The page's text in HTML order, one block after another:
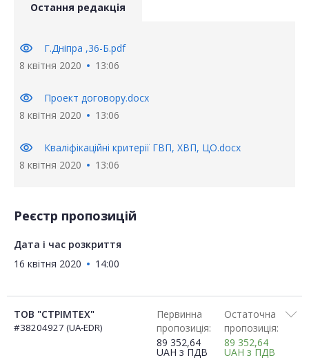
Остання редакція
visibility
Г.Дніпра ,36-Б.pdf
8 квітня 2020
13:06
visibility
Проект договору.docx
8 квітня 2020
13:06
visibility
Кваліфікаційні критерії ГВП, ХВП, ЦО.docx
8 квітня 2020
13:06
Реєстр пропозицій
Дата і час розкриття
16 квітня 2020
14:00
ТОВ "СТРІМТЕХ"
#38204927 (UA-EDR)
Первинна
пропозиція:
89 352,64
UAH з ПДВ
Остаточна
пропозиція:
89 352,64
UAH з ПДВ